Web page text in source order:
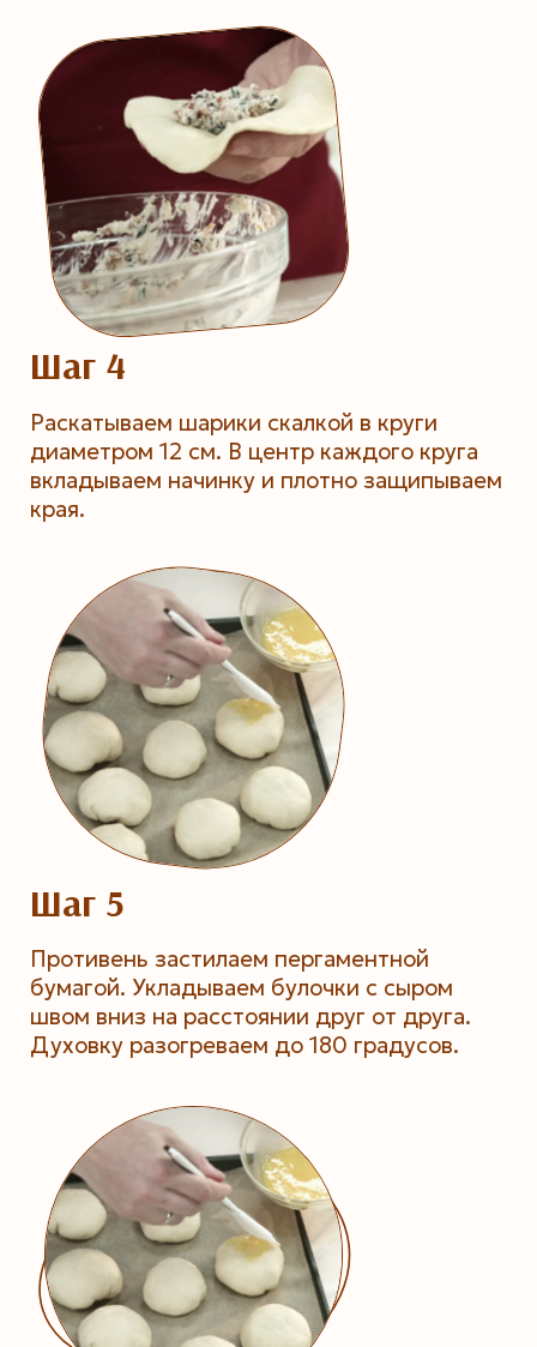
Шаг 4
Раскатываем шарики скалкой в круги
диаметром 12 см. В центр каждого круга
вкладываем начинку и плотно защипываем
края.
Шаг 5
Противень застилаем пергаментной
бумагой. Укладываем булочки с сыром
швом вниз на расстоянии друг от друга.
Духовку разогреваем до 180 градусов.